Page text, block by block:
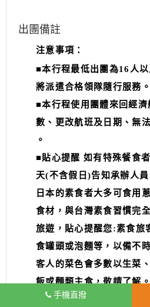
出團備註
注意事項：
■本行程最低出團為16人
將派遣合格領隊隨行服務。
■本行程使用團體來回經
數、更改航班及日期、無
。
■貼心提醒 如有特殊餐食
天(不含假日)告知承辦人
日本的素食者大多可食用
食材，與台灣素食習慣完
旅遊，貼心提醒您:素食旅
食罐頭或泡麵等，以備不
客人的菜色會多數以生菜
飯或麵類主食，敬請了解
手機直撥